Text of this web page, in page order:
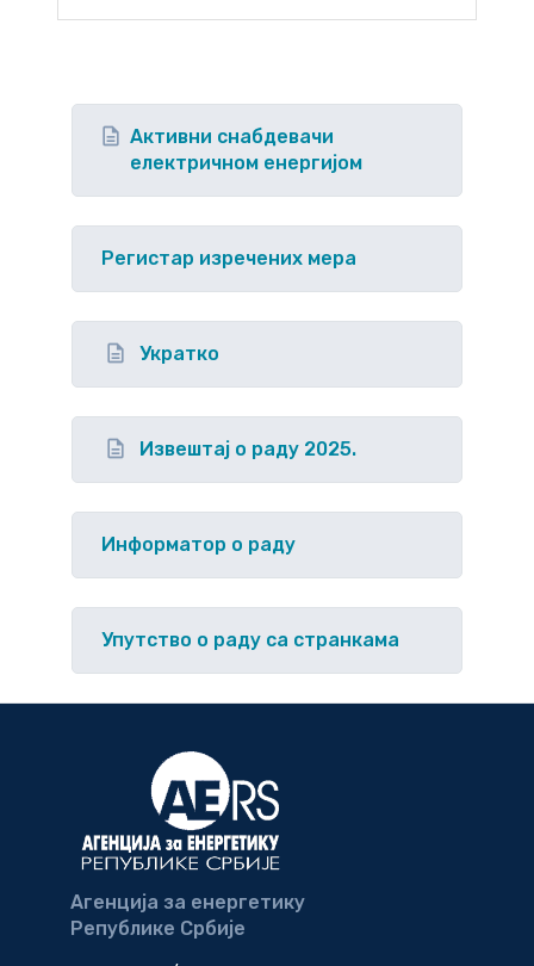
Активни снабдевачи
електричном енергијом
Регистар изречених мера
Укратко
Извештај о раду 2025.
Информатор о раду
Упутство o раду са странкама
Агенција за енергетику
Републике Србије